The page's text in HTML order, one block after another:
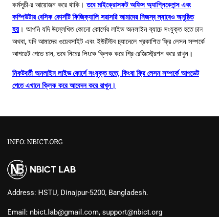
কর্মসূচী-র আয়োজন করে থাকি।তবে মাইক্রোসফট অফিস অ্যাপ্লিকেশন্স এবং
কম্পিউটার বেসিক কোর্সটি ফিজিক্যালি সরাসরি আমাদের নিজস্ব ল্যাবেও অনুষ্ঠিত
হয়। আপনি যদি উল্লেখিত কোনো কোর্সের লাইভ অনলাইন ব্যাচে সংযুক্ত হতে চান
অথবা, যদি আমাদের ওয়েবসাইট এবং ইউটিউব চ্যানেলে প্রকাশিত ফ্রি লেসন সম্পর্কে
আপডেট পেতে চান, তবে নিচের লিংকে ক্লিক করে প্রি-রেজিস্ট্রেশন করে রাখুন।
নিকটবর্তী অনলাইন লাইভ কোর্সে সংযুক্ত হতে, কিংবা ফ্রি লেসন সম্পর্কে আপডেট
পেতে এখানে ক্লিক করে আবেদন করে রাখুন।
INFO: NBICT.ORG
Address: HSTU, Dinajpur-5200, Bangladesh.
Email: nbict.lab@gmail.com, support@nbict.org